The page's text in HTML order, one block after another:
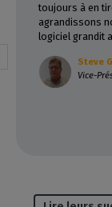
toujours à en
agrandissons
logiciel grandit
Steve
Vice-